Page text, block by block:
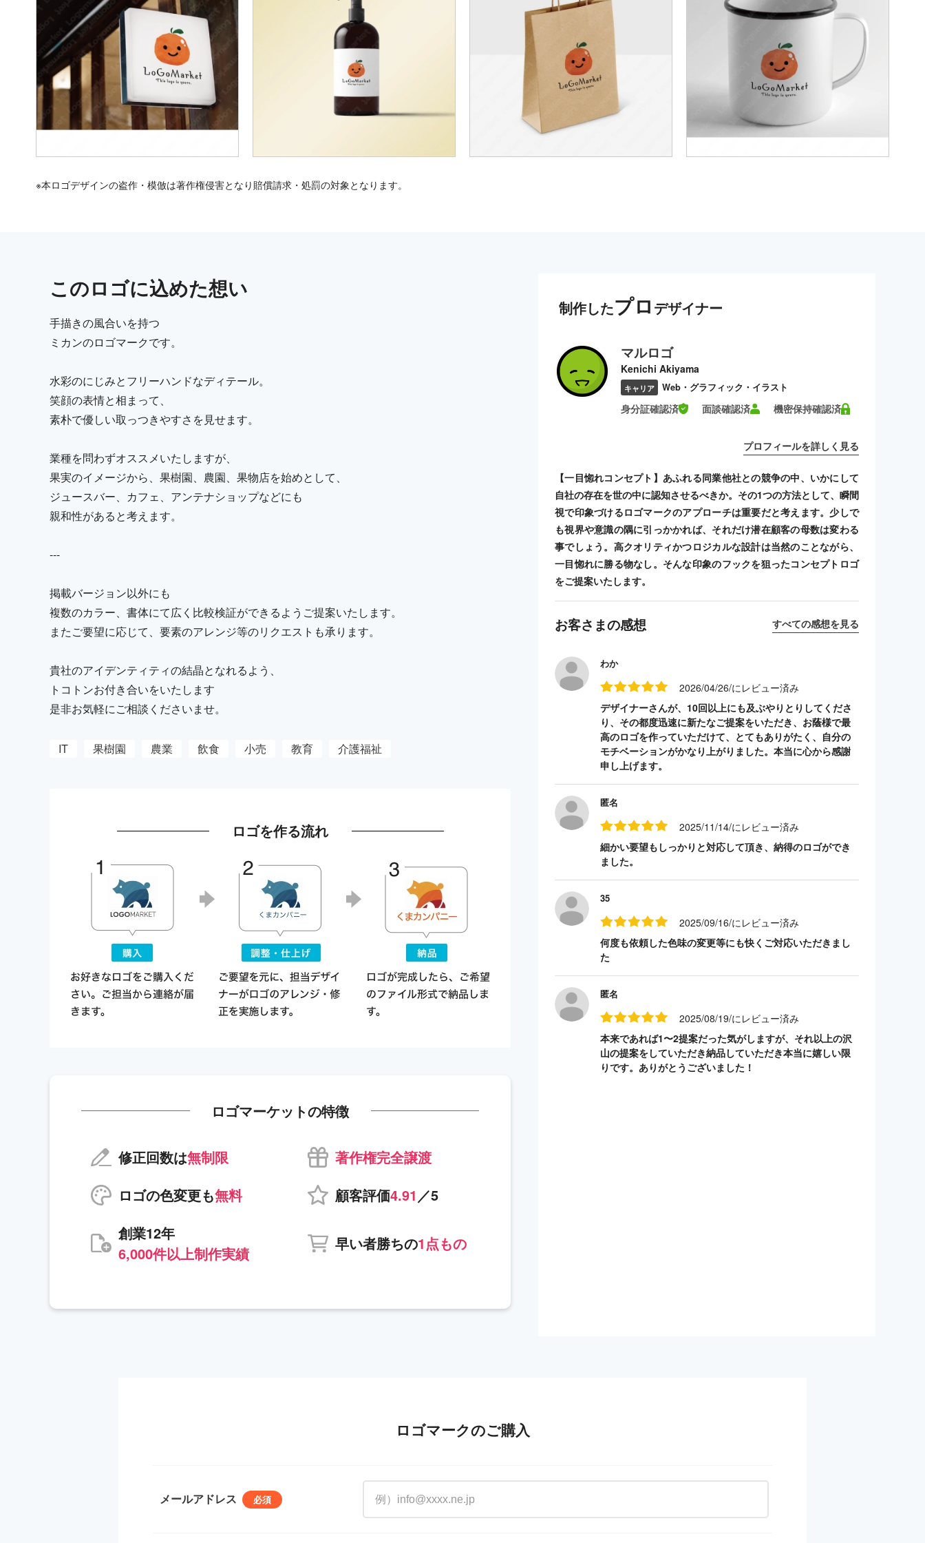
※本ロゴデザインの盗作・模倣は著作権侵害となり賠償請求・処罰の対象となります。
このロゴに込めた想い
手描きの風合いを持つ
ミカンのロゴマークです。
水彩のにじみとフリーハンドなディテール。
笑顔の表情と相まって、
素朴で優しい取っつきやすさを見せます。
業種を問わずオススメいたしますが、
果実のイメージから、果樹園、農園、果物店を始めとして、
ジュースバー、カフェ、アンテナショップなどにも
親和性があると考えます。
---
掲載バージョン以外にも
複数のカラー、書体にて広く比較検証ができるようご提案いたします。
またご要望に応じて、要素のアレンジ等のリクエストも承ります。
貴社のアイデンティティの結晶となれるよう、
トコトンお付き合いをいたします
是非お気軽にご相談くださいませ。
IT 果樹園 農業 飲食 小売 教育 介護福祉
ロゴを作る流れ
ロゴマーケットの特徴
修正回数は無制限
著作権完全譲渡
ロゴの色変更も無料 顧客評価4.91 ／5
創業12年
6,000件以上制作実績
早い者勝ちの1点もの
制作したプロ デザイナー
マルロゴ
Kenichi Akiyama
キャリア Web・グラフィック・イラスト
身分証確認済 面談確認済 機密保持確認済
プロフィールを詳しく見る
【一目惚れコンセプト】あふれる同業他社との競争の中、いかにして
自社の存在を世の中に認知させるべきか。その1つの方法として、瞬間
視で印象づけるロゴマークのアプローチは重要だと考えます。少しで
も視界や意識の隅に引っかかれば、それだけ潜在顧客の母数は変わる
事でしょう。高クオリティかつロジカルな設計は当然のことながら、
一目惚れに勝る物なし。そんな印象のフックを狙ったコンセプトロゴ
をご提案いたします。
お客さまの感想 すべての感想を見る
わか
2026/04/26/にレビュー済み
デザイナーさんが、10回以上にも及ぶやりとりしてくださ
り、その都度迅速に新たなご提案をいただき、お蔭様で最
高のロゴを作っていただけて、とてもありがたく、自分の
モチベーションがかなり上がりました。本当に心から感謝
申し上げます。
匿名
2025/11/14/にレビュー済み
細かい要望もしっかりと対応して頂き、納得のロゴができ
ました。
35
2025/09/16/にレビュー済み
何度も依頼した色味の変更等にも快くご対応いただきまし
た
匿名
2025/08/19/にレビュー済み
本来であれば1〜2提案だった気がしますが、それ以上の沢
山の提案をしていただき納品していただき本当に嬉しい限
りです。ありがとうございました！
ロゴマークのご購入
メールアドレス